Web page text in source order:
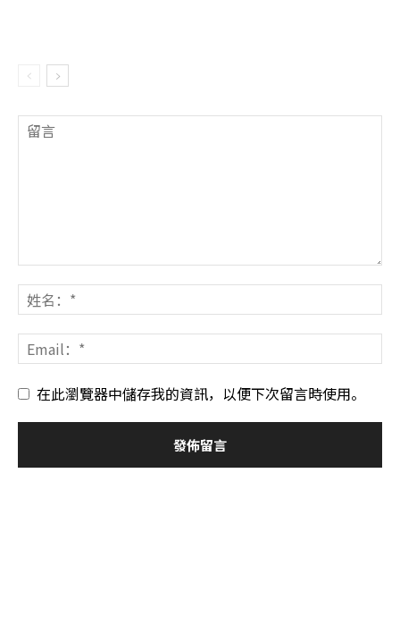
在此瀏覽器中儲存我的資訊，以便下次留言時使用。